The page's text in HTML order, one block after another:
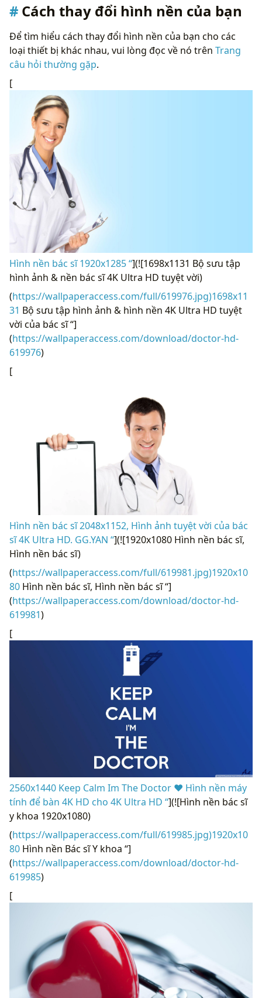
Cách thay đổi hình nền của bạn
Để tìm hiểu cách thay đổi hình nền của bạn cho các
loại thiết bị khác nhau, vui lòng đọc về nó trên Trang
câu hỏi thường gặp.
[
Hình nền bác sĩ 1920x1285 “](![1698x1131 Bộ sưu tập
hình ảnh & nền bác sĩ 4K Ultra HD tuyệt vời)
(https://wallpaperaccess.com/full/619976.jpg)1698x11
31 Bộ sưu tập hình ảnh & hình nền 4K Ultra HD tuyệt
vời của bác sĩ “]
(https://wallpaperaccess.com/download/doctor-hd-
619976)
[
Hình nền bác sĩ 2048x1152, Hình ảnh tuyệt vời của bác
sĩ 4K Ultra HD. GG.YAN “](![1920x1080 Hình nền bác sĩ,
Hình nền bác sĩ)
(https://wallpaperaccess.com/full/619981.jpg)1920x10
80 Hình nền bác sĩ, Hình nền bác sĩ “]
(https://wallpaperaccess.com/download/doctor-hd-
619981)
[
2560x1440 Keep Calm Im The Doctor ❤ Hình nền máy
tính để bàn 4K HD cho 4K Ultra HD “](![Hình nền bác sĩ
y khoa 1920x1080)
(https://wallpaperaccess.com/full/619985.jpg)1920x10
80 Hình nền Bác sĩ Y khoa “]
(https://wallpaperaccess.com/download/doctor-hd-
619985)
[